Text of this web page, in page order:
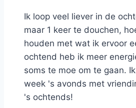
Ik loop veel liever in de
maar 1 keer te douchen,
houden met wat ik ervoor
ochtend heb ik meer
soms te moe om te gaan.
week 's avonds met
's ochtends!